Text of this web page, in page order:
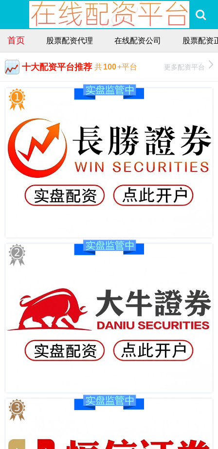
首页 股票配资代理 在线配资公司 股票配资
十大配资平台推荐 共100+平台 更多配资平台